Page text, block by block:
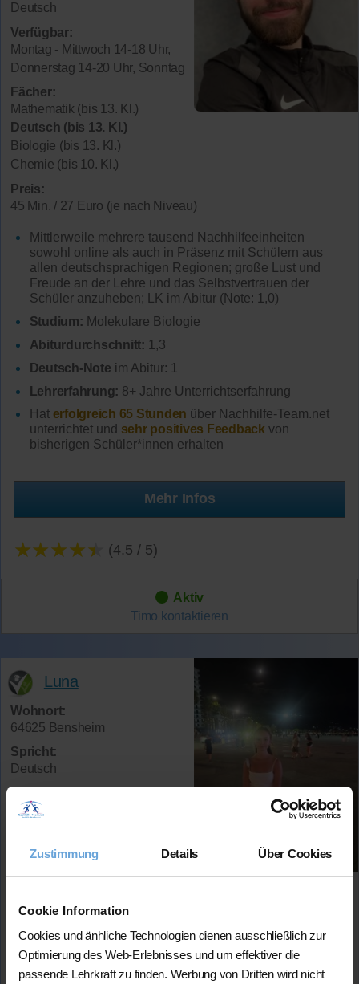
Zustimmung Details Über Cookies
Cookie Information
Cookies und änhliche Technologien dienen ausschließlich zur
Optimierung des Web-Erlebnisses und um effektiver die
passende Lehrkraft zu finden. Werbung von Dritten wird nicht
Deutsch
Verfügbar:
Montag - Mittwoch 14-18 Uhr,
Donnerstag 14-20 Uhr, Sonntag
Fächer:
Mathematik (bis 13. Kl.)
Deutsch (bis 13. Kl.)
Biologie (bis 13. Kl.)
Chemie (bis 10. Kl.)
Preis:
45 Min. / 27 Euro (je nach Niveau)
Mittlerweile mehrere tausend Nachhilfeeinheiten
sowohl online als auch in Präsenz mit Schülern aus
allen deutschsprachigen Regionen; große Lust und
Freude an der Lehre und das Selbstvertrauen der
Schüler anzuheben; LK im Abitur (Note: 1,0)
Studium: Molekulare Biologie
Abiturdurchschnitt: 1,3
Deutsch-Note im Abitur: 1
Lehrerfahrung: 8+ Jahre Unterrichtserfahrung
Hat erfolgreich 65 Stunden über Nachhilfe-Team.net
unterrichtet und sehr positives Feedback von
bisherigen Schüler*innen erhalten
Mehr Infos
★★★★★ (4.5 / 5)
Aktiv
Timo kontaktieren
Luna
Wohnort:
64625 Bensheim
Spricht:
Deutsch
Ich bin durch mein Fernstudium
sehr flexibel
Fächer:
Preis:
45 Min. / 20 Euro (je nach Niveau)
Ich bin empathisch und geduldig und versuche ohne
Frust etwas beizubringen. Ich habe die letzten 10